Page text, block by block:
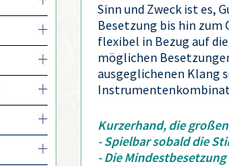
Sinn und Zweck ist es,
Besetzung bis hin zum
flexibel in Bezug auf
möglichen
ausgeglichenen Klang
Kurzerhand, die
- Spielbar sobald die
- Die